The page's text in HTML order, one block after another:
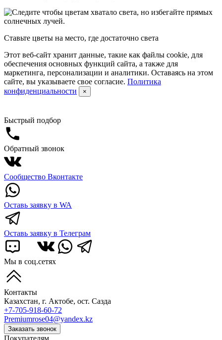
Ставьте цветы на место, где достаточно света
Этот веб-сайт хранит данные, такие как файлы cookie, для
обеспечения основных функций сайта, а также для
маркетинга, персонализации и аналитики. Оставаясь на этом
сайте, вы указываете свое согласие. Политика
конфиденциальности
×
Быстрый подбор
Обратный звонок
Сообщество Вконтакте
Оставь заявку в WA
Оставь заявку в Телеграм
Мы в соц.сетях
Контакты
Казахстан, г. Актобе, ост. Сазда
+7-705-918-60-72
Premiumrose04@yandex.kz
Заказать звонок
Покупателям